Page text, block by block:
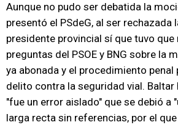
Aunque no pudo ser debatida la
presentó el PSdeG, al ser rechazada
presidente provincial sí que tuvo que
preguntas del PSOE y BNG sobre la
ya abonada y el procedimiento penal
delito contra la seguridad vial.
"fue un error aislado" que se debió a
larga recta sin referencias, por el